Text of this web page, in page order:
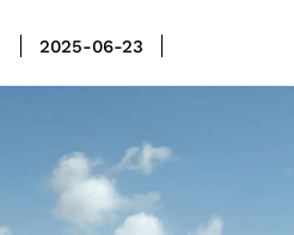
2025-06-23